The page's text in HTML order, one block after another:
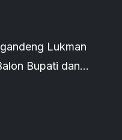
Lukman
Bupati dan